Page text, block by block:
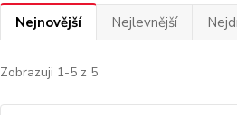
Nejnovější Nejlevnější
Zobrazuji 1-5 z 5